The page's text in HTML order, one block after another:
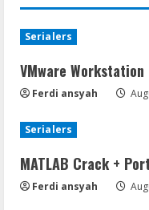
Serialers
VMware
Ferdi ansyah
Serialers
MATLAB Crack +
Ferdi ansyah